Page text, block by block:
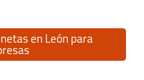
en León para